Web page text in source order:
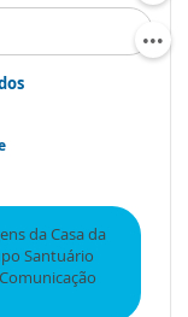
da Casa da
Santuário